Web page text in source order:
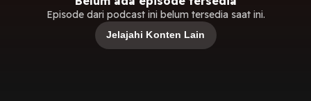
Episode dari podcast ini belum tersedia saat ini.
Jelajahi Konten Lain